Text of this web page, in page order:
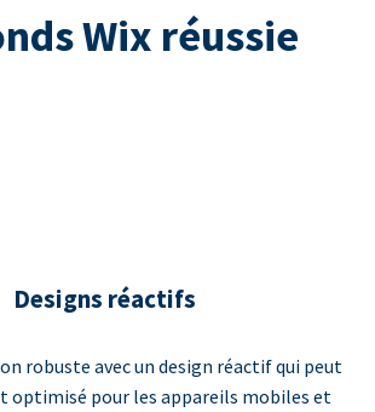
Wix réussie
Designs réactifs
robuste avec un design réactif qui peut
optimisé pour les appareils mobiles et